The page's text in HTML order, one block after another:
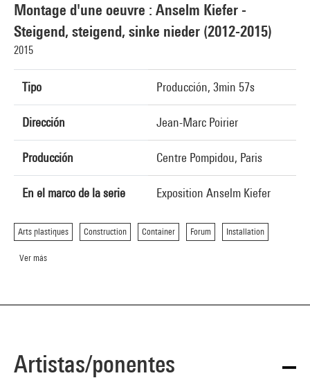
Montage d'une oeuvre : Anselm Kiefer -
Steigend, steigend, sinke nieder (2012-2015)
2015
Tipo Producción, 3min 57s
Dirección Jean-Marc Poirier
Producción Centre Pompidou, Paris
En el marco de la serie Exposition Anselm Kiefer
Arts plastiques Construction Container Forum Installation
Ver más
Artistas/ponentes